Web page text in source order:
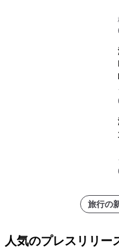
旅行の
人気のプレスリリー